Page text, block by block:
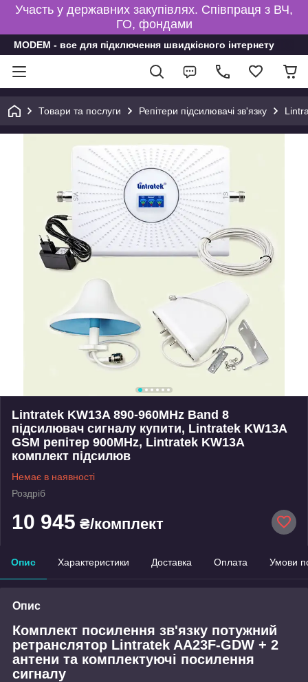
Участь у державних закупівлях. Співпраця з ВЧ,
ГО, фондами
MODEM - все для підключення швидкісного інтернету
Товари та послуги Репітери підсилювачі зв'язку
Lintratek KW13A 890-960MHz Band 8
підсилювач сигналу купити, Lintratek KW13A
GSM репітер 900MHz, Lintratek KW13A
комплект підсилюв
Немає в наявності
Роздріб
10 945 ₴/комплект
Опис Характеристики Доставка Оплата Умови
Опис
Комплект посилення зв'язку потужний
ретранслятор Lintratek AA23F-GDW + 2
антени та комплектуючі посилення
сигналу